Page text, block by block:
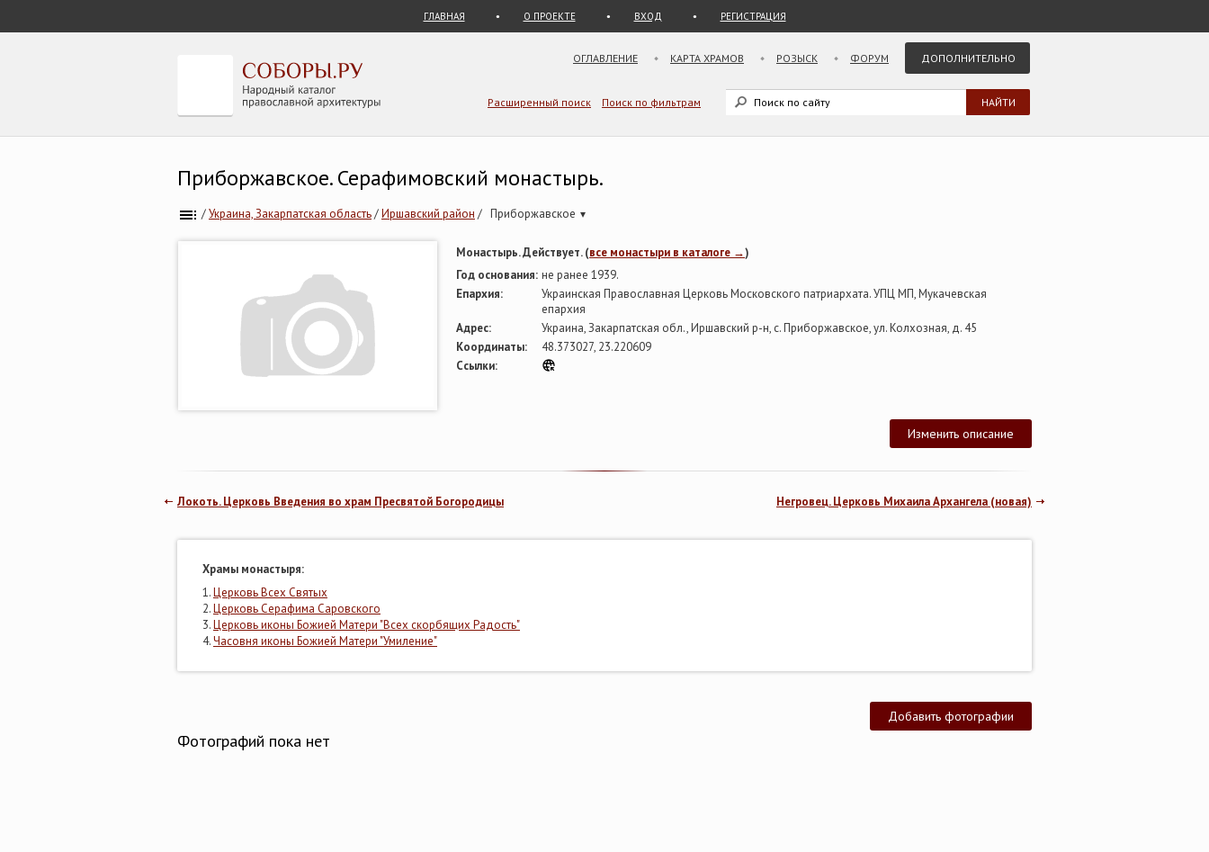
ГЛАВНАЯ О ПРОЕКТЕ ВХОД РЕГИСТРАЦИЯ
ОГЛАВЛЕНИЕ КАРТА ХРАМОВ РОЗЫСК ФОРУМ ДОПОЛНИТЕЛЬНО
Расширенный поиск Поиск по фильтрам
Приборжавское. Серафимовский монастырь.
/Украина, Закарпатская область/Иршавский район / Приборжавское ▾
Монастырь. Действует. (все монастыри в каталоге →)
Год основания: не ранее 1939.
Епархия:
Украинская Православная Церковь Московского патриархата. УПЦ МП, Мукачевская
епархия
Адрес:
Украина, Закарпатская обл., Иршавский р-н, с. Приборжавское, ул. Колхозная, д. 45
Координаты:
48.373027, 23.220609
Ссылки:
Изменить описание
Негровец. Церковь Михаила Архангела (новая)
Локоть. Церковь Введения во храм Пресвятой Богородицы
Храмы монастыря:
1.Церковь Всех Святых
2.Церковь Серафима Саровского
3.Церковь иконы Божией Матери "Всех скорбящих Радость"
4.Часовня иконы Божией Матери "Умиление"
Добавить фотографии
Фотографий пока нет